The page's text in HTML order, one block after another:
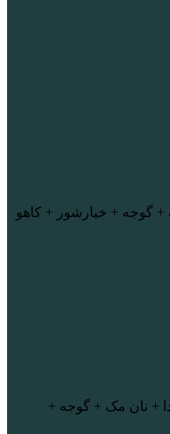
+ گوجه + خیارشور + کاهو
+ نان مک + گوجه +